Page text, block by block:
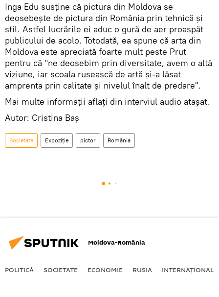
Inga Edu susține că pictura din Moldova se
deosebește de pictura din România prin tehnică și
stil. Astfel lucrările ei aduc o gură de aer proaspăt
publicului de acolo. Totodată, ea spune că arta din
Moldova este apreciată foarte mult peste Prut
pentru că "ne deosebim prin diversitate, avem o altă
viziune, iar școala rusească de artă și-a lăsat
amprenta prin calitate și nivelul înalt de predare".
Mai multe informații aflați din interviul audio atașat.
Autor: Cristina Baș
Societate Expoziție pictor România
Moldova-România
POLITICĂ SOCIETATE ECONOMIE RUSIA INTERNAŢIONAL